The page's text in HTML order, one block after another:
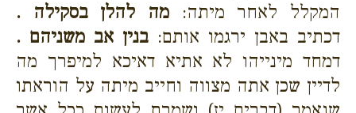
המקלל לאחר מיתה: מה להלן בסקילה .
דכתיב באבן ירגמו אותם: בנין אב משניהם .
דמחד מינייהו לא אתיא דאיכא למיפרך מה
לדיין שכן אתה מצווה וחייב מיתה על הוראתו